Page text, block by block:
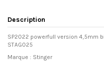
Description
SP2022 powerfull version 4,5mm
STAG025
Marque : Stinger